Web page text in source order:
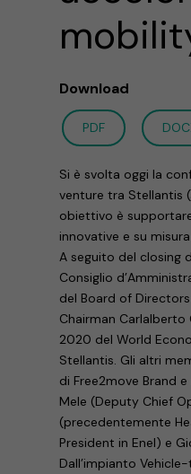
Download
PDF
Si è svolta oggi la
venture tra Stellantis
obiettivo è
innovative e su
A seguito del closing
Consiglio
del Board of
Chairman Carlalberto
2020 del World
Stellantis. Gli altri
di Free2move Brand
Mele (Deputy Chief
(precedentemente
President in Enel) e
Dall’impianto